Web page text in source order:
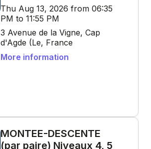
Thu Aug 13, 2026 from 06:35
PM to 11:55 PM
3 Avenue de la Vigne, Cap
d'Agde (Le, France
More information
MONTEE-DESCENTE
(par paire) Niveaux 4, 5